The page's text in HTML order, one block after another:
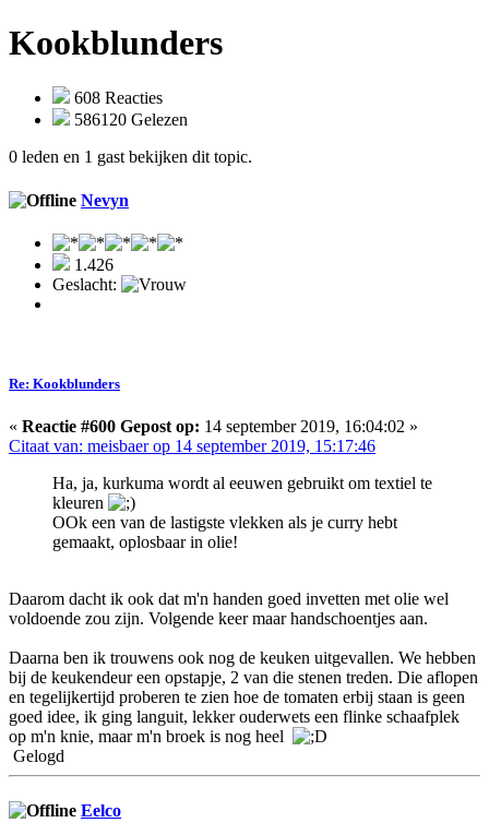
Kookblunders
608 Reacties
586120 Gelezen
0 leden en 1 gast bekijken dit topic.
Nevyn
1.426
Geslacht:
Re: Kookblunders
« Reactie #600 Gepost op: 14 september 2019, 16:04:02 »
Citaat van: meisbaer op 14 september 2019, 15:17:46
Ha, ja, kurkuma wordt al eeuwen gebruikt om textiel te
kleuren
OOk een van de lastigste vlekken als je curry hebt
gemaakt, oplosbaar in olie!
Daarom dacht ik ook dat m'n handen goed invetten met olie wel
voldoende zou zijn. Volgende keer maar handschoentjes aan.
Daarna ben ik trouwens ook nog de keuken uitgevallen. We hebben
bij de keukendeur een opstapje, 2 van die stenen treden. Die aflopen
en tegelijkertijd proberen te zien hoe de tomaten erbij staan is geen
goed idee, ik ging languit, lekker ouderwets een flinke schaafplek
op m'n knie, maar m'n broek is nog heel
Gelogd
Eelco